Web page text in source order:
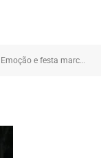
Emoção e festa marcam as finais da Copa Marajá 2025 em Coroatá